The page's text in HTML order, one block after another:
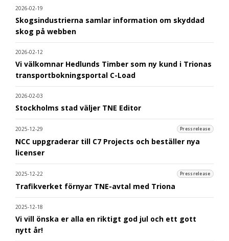
2026-02-19
Skogsindustrierna samlar information om skyddad
skog på webben
2026-02-12
Vi välkomnar Hedlunds Timber som ny kund i Trionas
transportbokningsportal C-Load
2026-02-03
Stockholms stad väljer TNE Editor
2025-12-29 Pressrelease
NCC uppgraderar till C7 Projects och beställer nya
licenser
2025-12-22 Pressrelease
Trafikverket förnyar TNE-avtal med Triona
2025-12-18
Vi vill önska er alla en riktigt god jul och ett gott
nytt år!